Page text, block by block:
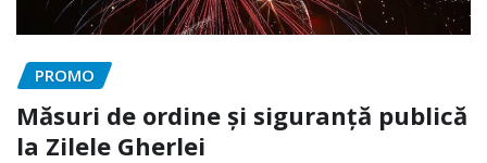
PROMO
Măsuri de ordine și siguranță publică
la Zilele Gherlei